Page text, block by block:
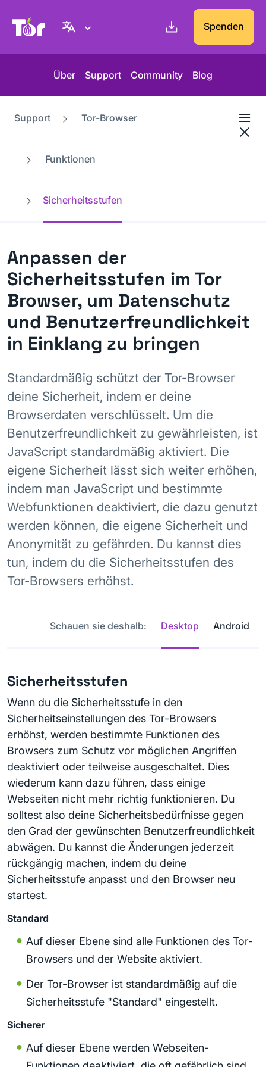
Tor-Projekt Webseite Spenden
Über Support Community Blog
Support Tor-Browser
Funktionen
Sicherheitsstufen
Anpassen der
Sicherheitsstufen im Tor
Browser, um Datenschutz
und Benutzerfreundlichkeit
in Einklang zu bringen
Standardmäßig schützt der Tor-Browser
deine Sicherheit, indem er deine
Browserdaten verschlüsselt. Um die
Benutzerfreundlichkeit zu gewährleisten, ist
JavaScript standardmäßig aktiviert. Die
eigene Sicherheit lässt sich weiter erhöhen,
indem man JavaScript und bestimmte
Webfunktionen deaktiviert, die dazu genutzt
werden können, die eigene Sicherheit und
Anonymität zu gefährden. Du kannst dies
tun, indem du die Sicherheitsstufen des
Tor-Browsers erhöhst.
Schauen sie deshalb: Desktop Android
Sicherheitsstufen
Wenn du die Sicherheitsstufe in den
Sicherheitseinstellungen des Tor-Browsers
erhöhst, werden bestimmte Funktionen des
Browsers zum Schutz vor möglichen Angriffen
deaktiviert oder teilweise ausgeschaltet. Dies
wiederum kann dazu führen, dass einige
Webseiten nicht mehr richtig funktionieren. Du
solltest also deine Sicherheitsbedürfnisse gegen
den Grad der gewünschten Benutzerfreundlichkeit
abwägen. Du kannst die Änderungen jederzeit
rückgängig machen, indem du deine
Sicherheitsstufe anpasst und den Browser neu
startest.
Standard
Auf dieser Ebene sind alle Funktionen des Tor-
Browsers und der Website aktiviert.
Der Tor-Browser ist standardmäßig auf die
Sicherheitsstufe "Standard" eingestellt.
Sicherer
Auf dieser Ebene werden Webseiten-